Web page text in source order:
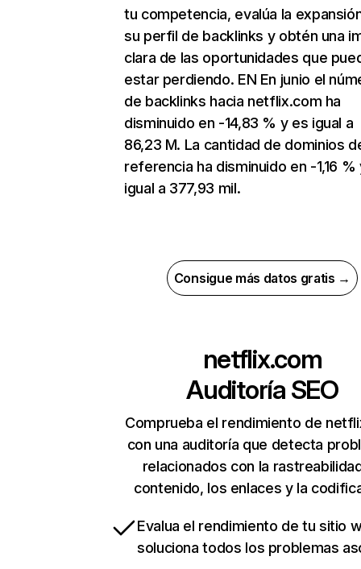
tu competencia, evalúa la
su perfil de backlinks y obtén una
clara de las oportunidades que
estar perdiendo. EN En junio el
de backlinks hacia netflix.com ha
disminuido en -14,83 % y es igual a
86,23 M. La cantidad de dominios
referencia ha disminuido en -1,16 %
igual a 377,93 mil.
Consigue más datos gratis →
netflix.com
Auditoría SEO
Comprueba el rendimiento de
con una auditoría que detecta
relacionados con la
contenido, los enlaces y la
Evalua el rendimiento de tu sitio
soluciona todos los problemas